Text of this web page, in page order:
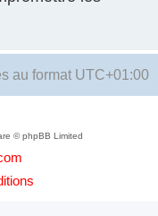
au format UTC+01:00
© phpBB Limited